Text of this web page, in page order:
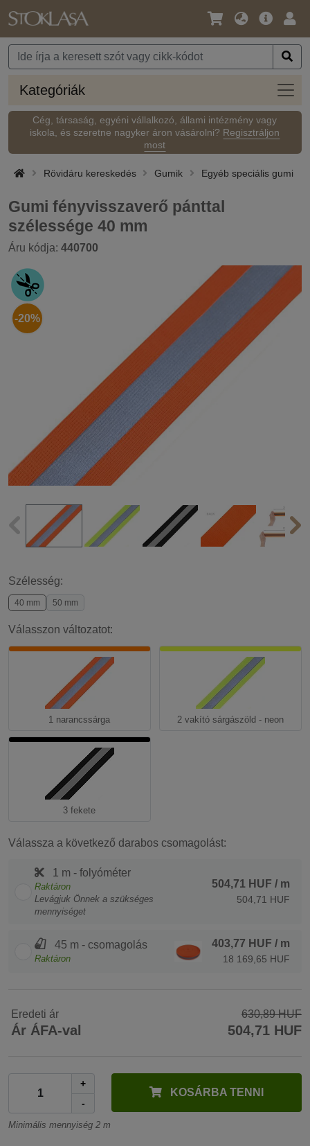
Nyelv
Pénznem
Fő
Kategóriák
Cég, társaság, egyéni vállalkozó, állami intézmény vagy
iskola, és szeretne nagyker áron vásárolni? Regisztráljon
most
Rövidáru kereskedés Gumik Egyéb speciális gumi
Gumi fényvisszaverő pánttal
szélessége 40 mm
Áru kódja: 440700
-20%
Szélesség:
40 mm 50 mm
Válasszon változatot:
1 narancssárga 2 vakító sárgászöld - neon
3 fekete
Válassza a következő darabos csomagolást:
1 m - folyóméter
Raktáron
Levágjuk Önnek a szükséges
mennyiséget
504,71 HUF / m
504,71 HUF
45 m - csomagolás
Raktáron
403,77 HUF / m
18 169,65 HUF
Eredeti ár 630,89 HUF
Ár ÁFA-val 504,71 HUF
+
-
KOSÁRBA TENNI
Minimális mennyiség 2 m